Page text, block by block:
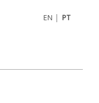
EN | PT